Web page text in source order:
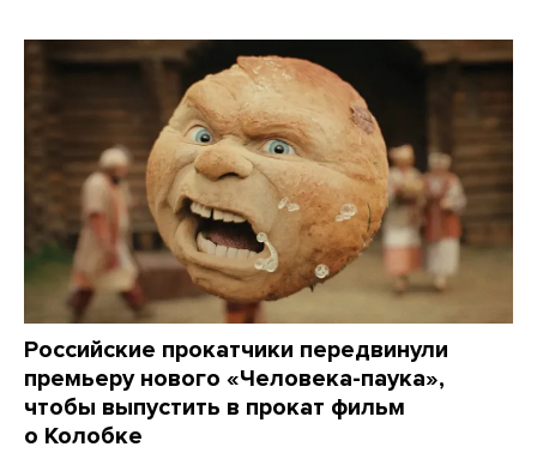
Российские прокатчики передвинули
премьеру нового «Человека-паука»,
чтобы выпустить в прокат фильм
о Колобке